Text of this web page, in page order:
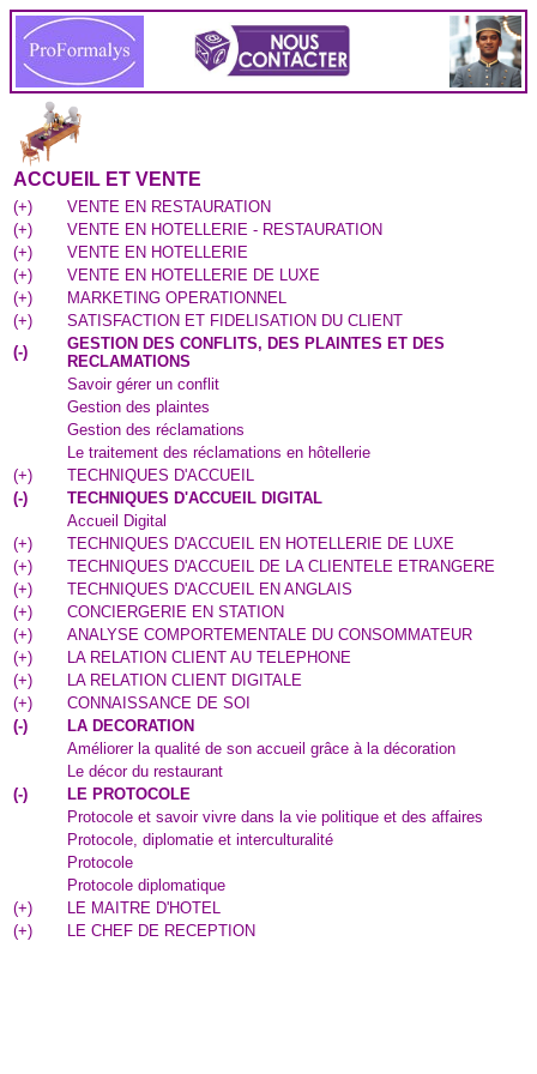
ACCUEIL ET VENTE
(+)
VENTE EN RESTAURATION
(+)
VENTE EN HOTELLERIE - RESTAURATION
(+)
VENTE EN HOTELLERIE
(+)
VENTE EN HOTELLERIE DE LUXE
(+)
MARKETING OPERATIONNEL
(+)
SATISFACTION ET FIDELISATION DU CLIENT
(-)
GESTION DES CONFLITS, DES PLAINTES ET DES
RECLAMATIONS
Savoir gérer un conflit
Gestion des plaintes
Gestion des réclamations
Le traitement des réclamations en hôtellerie
(+)
TECHNIQUES D'ACCUEIL
(-)
TECHNIQUES D'ACCUEIL DIGITAL
Accueil Digital
(+)
TECHNIQUES D'ACCUEIL EN HOTELLERIE DE LUXE
(+)
TECHNIQUES D'ACCUEIL DE LA CLIENTELE ETRANGERE
(+)
TECHNIQUES D'ACCUEIL EN ANGLAIS
(+)
CONCIERGERIE EN STATION
(+)
ANALYSE COMPORTEMENTALE DU CONSOMMATEUR
(+)
LA RELATION CLIENT AU TELEPHONE
(+)
LA RELATION CLIENT DIGITALE
(+)
CONNAISSANCE DE SOI
(-)
LA DECORATION
Améliorer la qualité de son accueil grâce à la décoration
Le décor du restaurant
(-)
LE PROTOCOLE
Protocole et savoir vivre dans la vie politique et des affaires
Protocole, diplomatie et interculturalité
Protocole
Protocole diplomatique
(+)
LE MAITRE D'HOTEL
(+) LE CHEF DE RECEPTION